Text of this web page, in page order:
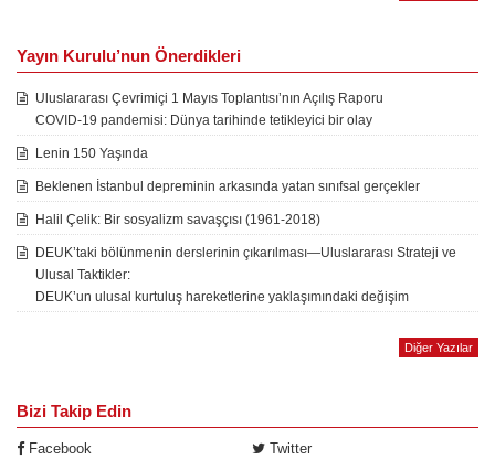
Yayın Kurulu’nun Önerdikleri
Uluslararası Çevrimiçi 1 Mayıs Toplantısı’nın Açılış Raporu
COVID-19 pandemisi: Dünya tarihinde tetikleyici bir olay
Lenin 150 Yaşında
Beklenen İstanbul depreminin arkasında yatan sınıfsal gerçekler
Halil Çelik: Bir sosyalizm savaşçısı (1961-2018)
DEUK’taki bölünmenin derslerinin çıkarılması—Uluslararası Strateji ve
Ulusal Taktikler:
DEUK’un ulusal kurtuluş hareketlerine yaklaşımındaki değişim
Diğer Yazılar
Bizi Takip Edin
Facebook
Twitter